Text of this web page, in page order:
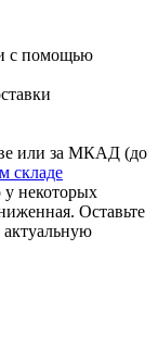
с помощью
или за МКАД (до
складе
некоторых
Оставьте